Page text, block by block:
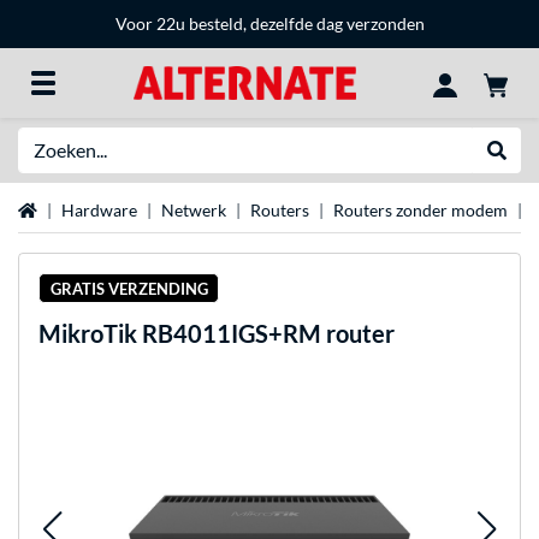
Voor 22u besteld, dezelfde dag verzonden
Home Hardware Netwerk Routers Routers zonder modem
GRATIS VERZENDING
MikroTik RB4011IGS+RM router